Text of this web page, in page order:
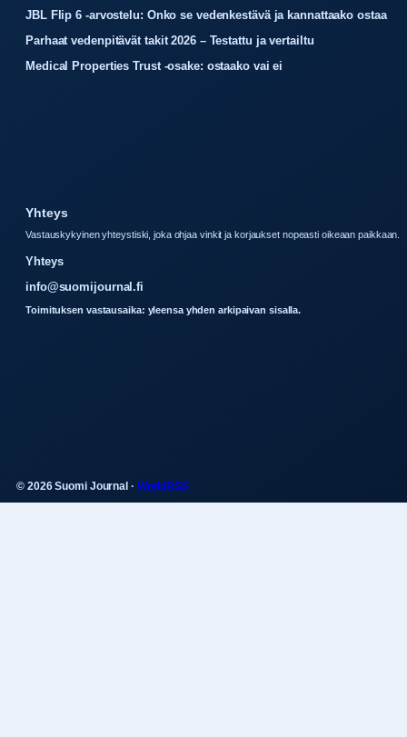
JBL Flip 6 -arvostelu: Onko se vedenkestävä ja kannattaako ostaa
Parhaat vedenpitävät takit 2026 – Testattu ja vertailtu
Medical Properties Trust -osake: ostaako vai ei
Yhteys
Vastauskykyinen yhteystiski, joka ohjaa vinkit ja korjaukset nopeasti oikeaan paikkaan.
Yhteys
info@suomijournal.fi
Toimituksen vastausaika: yleensa yhden arkipaivan sisalla.
© 2026 Suomi Journal · WorldRSS